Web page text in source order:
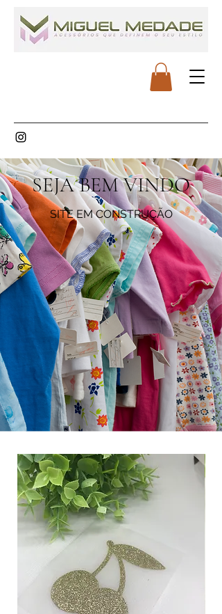
SEJA BEM VINDO
SITE EM CONSTRUÇÃO